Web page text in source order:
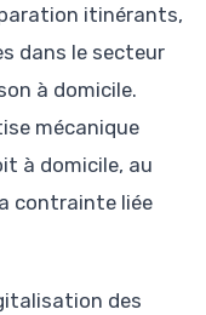
itinérants,
dans le secteur
à domicile.
mécanique
à domicile, au
contrainte liée
des